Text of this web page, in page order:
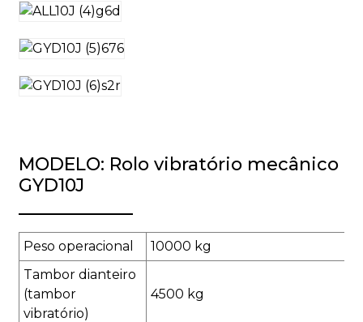
MODELO: Rolo vibratório mecânico
GYD10J
Peso operacional
10000 kg
Tambor dianteiro
(tambor
vibratório)
4500 kg